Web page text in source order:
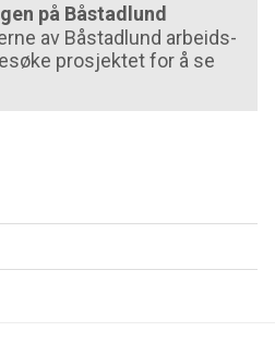
på Båstadlund
av Båstadlund arbeids-
prosjektet for å se